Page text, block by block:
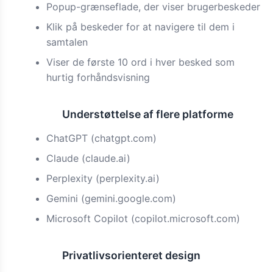
Popup-grænseflade, der viser brugerbeskeder
Klik på beskeder for at navigere til dem i
samtalen
Viser de første 10 ord i hver besked som
hurtig forhåndsvisning
Understøttelse af flere platforme
ChatGPT (chatgpt.com)
Claude (claude.ai)
Perplexity (perplexity.ai)
Gemini (gemini.google.com)
Microsoft Copilot (copilot.microsoft.com)
Privatlivsorienteret design